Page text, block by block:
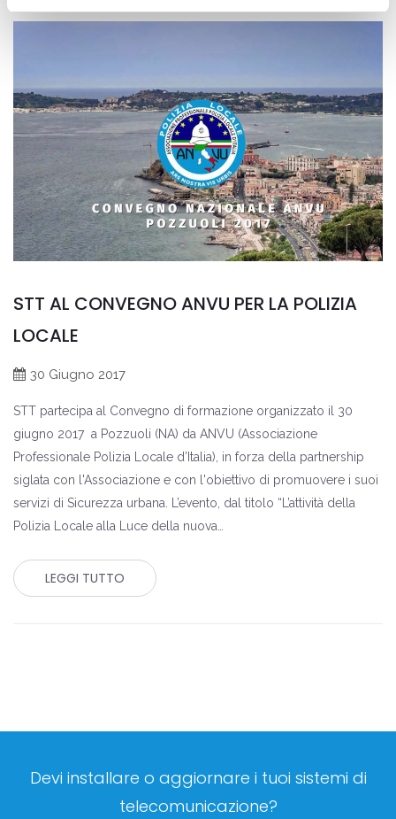
STT AL CONVEGNO ANVU PER LA POLIZIA
LOCALE
30 Giugno 2017
STT partecipa al Convegno di formazione organizzato il 30
giugno 2017 a Pozzuoli (NA) da ANVU (Associazione
Professionale Polizia Locale d’Italia), in forza della partnership
siglata con l'Associazione e con l'obiettivo di promuovere i suoi
servizi di Sicurezza urbana. L’evento, dal titolo “L’attività della
Polizia Locale alla Luce della nuova…
LEGGI TUTTO
Devi installare o aggiornare i tuoi sistemi di
telecomunicazione?